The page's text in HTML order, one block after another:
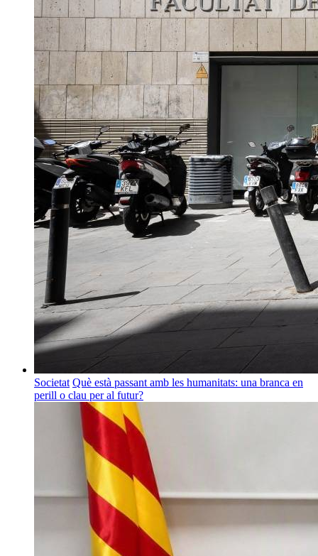
Societat Què està passant amb les humanitats: una branca en
perill o clau per al futur?